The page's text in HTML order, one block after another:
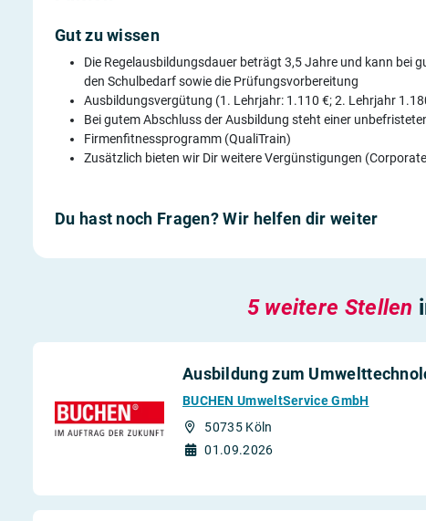
Gut zu wissen
Die Regelausbildungsdauer beträgt 3,5 Jahre und kann bei
den Schulbedarf sowie die Prüfungsvorbereitung
Ausbildungsvergütung (1. Lehrjahr: 1.110 €; 2. Lehrjahr
Bei gutem Abschluss der Ausbildung steht einer
Firmenfitnessprogramm (QualiTrain)
Zusätzlich bieten wir Dir weitere Vergünstigungen
Du hast noch Fragen? Wir helfen dir weiter
5 weitere Stellen
Ausbildung zum
BUCHEN UmweltService GmbH
50735 Köln
01.09.2026